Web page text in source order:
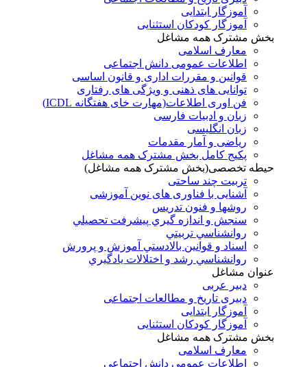
آموزگار ابتدایی
آموزگار کودکان استثنایی
بخش مشترک همه مشاغل
معارف اسلامی
اطلاعات عمومی دانش اجتماعی
قوانین و مقررات اداری و قانون اساسی
توانایی های ذهنی و ویژگی های رفتاری
فن اوری اطلاعات(مهارت خای هفتگانه ICDL)
زبان و ادبیات فارسی
زبان انگلیسی
ریاضی و آمار مقدمات
پکیج کامل بخش مشترک همه مشاغل
حیطه تخصصی(بخش مشترک همه مشاغل)
تربیت چند ساحتی
آشنایی با فناوری های نوین آموزشی
روشها و فنون تدريس
سنجش و اندازه گيري پيشرفت تحصيلي
روانشناسي تربيتي
اسناد و قوانين بالادستي آموزش و پرورش
روانشناسي رشد و اختلالات يادگيري
عنوان مشاغل
دبير عربی
دبیری تاریخ و مطالعات اجتماعی
آموزگار ابتدایی
آموزگار کودکان استثنایی
بخش مشترک همه مشاغل
معارف اسلامی
اطلاعات عمومی دانش اجتماعی